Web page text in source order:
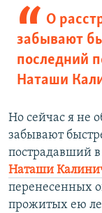
О
забывают
последний
Наташи
Но сейчас я не
забывают
пострадавший
Наташи
перенесенных
прожитых ею